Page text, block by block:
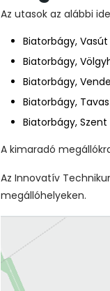
Az utasok az alábbi
Biatorbágy,
Biatorbágy,
Biatorbágy,
Biatorbágy,
Biatorbágy,
A kimaradó
Az Innovatív
megállóhelyeken.